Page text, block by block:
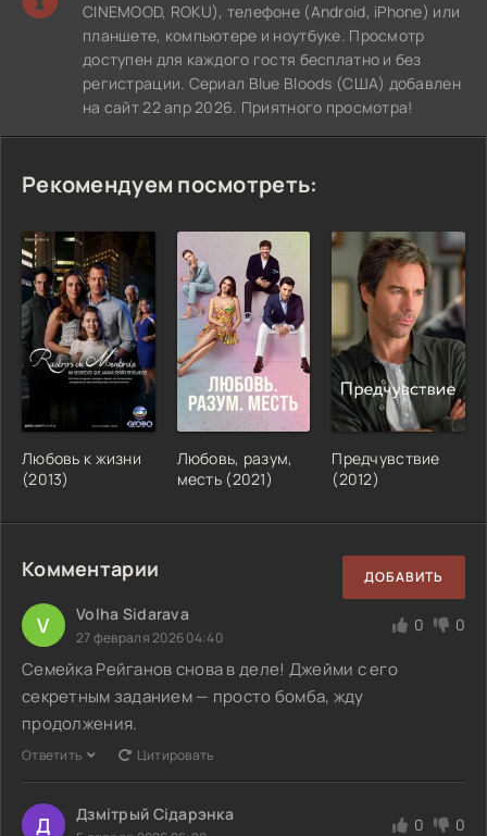
CINEMOOD, ROKU), телефоне (Android, iPhone) или
планшете, компьютере и ноутбуке. Просмотр
доступен для каждого гостя бесплатно и без
регистрации. Сериал Blue Bloods (США) добавлен
на сайт 22 апр 2026. Приятного просмотра!
Рекомендуем посмотреть:
Любовь к жизни
(2013)
Любовь, разум,
месть (2021)
Предчувствие
(2012)
Комментарии ДОБАВИТЬ
V Volha Sidarava
27 февраля 2026 04:40
0 0
Семейка Рейганов снова в деле! Джейми с его
секретным заданием — просто бомба, жду
продолжения.
Ответить Цитировать
Д Дзмітрый Сідарэнка
0 0